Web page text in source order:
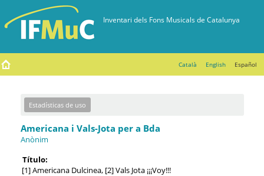
Català English Español
Estadísticas de uso
Americana i Vals-Jota per a Bda
Anònim
Título:
[1] Americana Dulcinea, [2] Vals Jota ¡¡¡Voy!!!